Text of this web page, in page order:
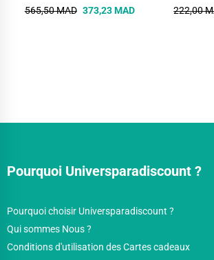
565,50 MAD 373,23 MAD 222,00
Pourquoi Universparadiscount ?
Pourquoi choisir Universparadiscount ?
Qui sommes Nous ?
Conditions d'utilisation des Cartes cadeaux